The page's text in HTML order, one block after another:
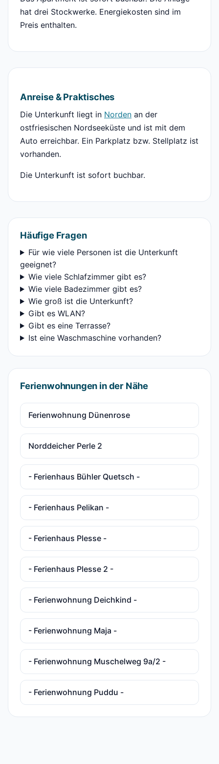
hat drei Stockwerke. Energiekosten sind im
Preis enthalten.
Anreise & Praktisches
Die Unterkunft liegt in Norden an der
ostfriesischen Nordseeküste und ist mit dem
Auto erreichbar. Ein Parkplatz bzw. Stellplatz ist
vorhanden.
Die Unterkunft ist sofort buchbar.
Häufige Fragen
Für wie viele Personen ist die Unterkunft
geeignet?
Wie viele Schlafzimmer gibt es?
Wie viele Badezimmer gibt es?
Wie groß ist die Unterkunft?
Gibt es WLAN?
Gibt es eine Terrasse?
Ist eine Waschmaschine vorhanden?
Ferienwohnungen in der Nähe
Ferienwohnung Dünenrose
Norddeicher Perle 2
- Ferienhaus Bühler Quetsch -
- Ferienhaus Pelikan -
- Ferienhaus Plesse -
- Ferienhaus Plesse 2 -
- Ferienwohnung Deichkind -
- Ferienwohnung Maja -
- Ferienwohnung Muschelweg 9a/2 -
- Ferienwohnung Puddu -